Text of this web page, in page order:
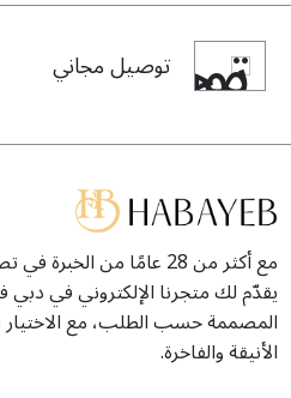
توصيل مجاني
مع أكثر من 28 عامًا من
يقدّم لك متجرنا الإلكتروني في
المصممة حسب الطلب، مع
الأنيقة والفاخرة.